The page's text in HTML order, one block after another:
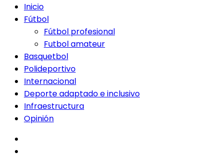
Inicio
Fútbol
Fútbol profesional
Futbol amateur
Basquetbol
Polideportivo
Internacional
Deporte adaptado e inclusivo
Infraestructura
Opinión